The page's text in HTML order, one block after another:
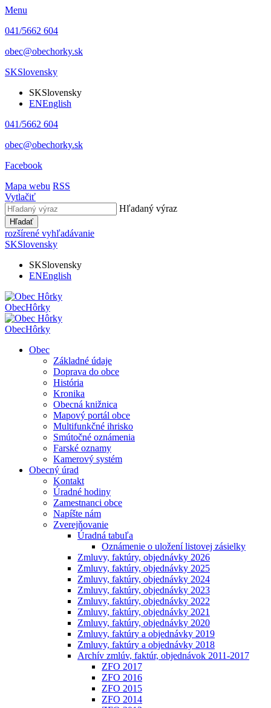
Menu
041/5662 604
obec@obechorky.sk
SKSlovensky
SKSlovensky
ENEnglish
041/5662 604
obec@obechorky.sk
Facebook
Mapa webu RSS
Vytlačiť
Hľadaný výraz
Hľadať
rozšírené vyhľadávanie
SKSlovensky
SKSlovensky
ENEnglish
ObecHôrky
ObecHôrky
Obec
Základné údaje
Doprava do obce
História
Kronika
Obecná knižnica
Mapový portál obce
Multifunkčné ihrisko
Smútočné oznámenia
Farské oznamy
Kamerový systém
Obecný úrad
Kontakt
Úradné hodiny
Zamestnanci obce
Napíšte nám
Zverejňovanie
Úradná tabuľa
Oznámenie o uložení listovej zásielky
Zmluvy, faktúry, objednávky 2026
Zmluvy, faktúry, objednávky 2025
Zmluvy, faktúry, objednávky 2024
Zmluvy, faktúry, objednávky 2023
Zmluvy, faktúry, objednávky 2022
Zmluvy, faktúry, objednávky 2021
Zmluvy, faktúry, objednávky 2020
Zmluvy, faktúry a objednávky 2019
Zmluvy, faktúry a objednávky 2018
Archív zmlúv, faktúr, objednávok 2011-2017
ZFO 2017
ZFO 2016
ZFO 2015
ZFO 2014